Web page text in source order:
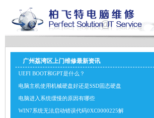
广州荔湾区上门维修最新资讯
UEFI BOOT和GPT是什么？
电脑主机使用机械硬盘好还是SSD固态硬盘
电脑进入系统缓慢的原因有哪些
WIN7系统无法启动错误代码0XC0000225解